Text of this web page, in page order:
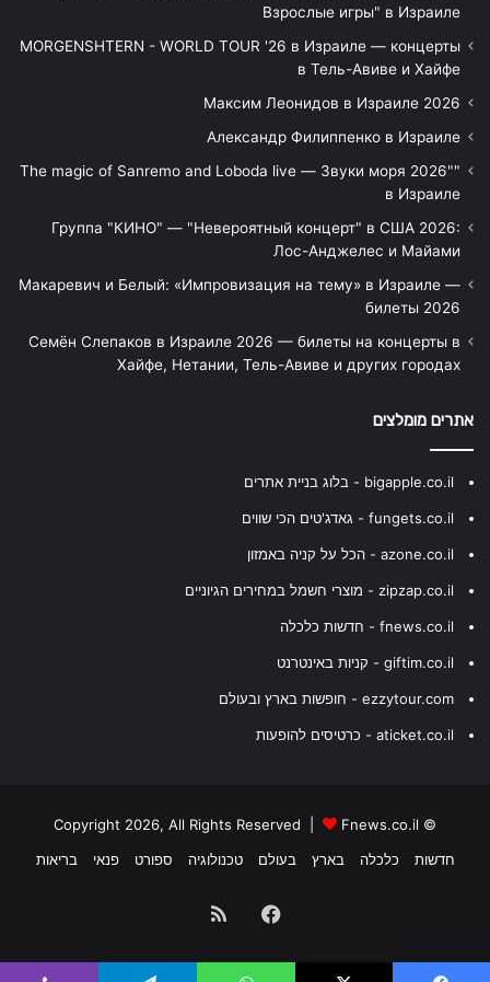
Взрослые игры" в Израиле
MORGENSHTERN - WORLD TOUR '26 в Израиле — концерты
в Тель-Авиве и Хайфе
Максим Леонидов в Израиле 2026
Александр Филиппенко в Израиле
"The magic of Sanremo and Loboda live — Звуки моря 2026"
в Израиле
Группа "КИНО" — "Невероятный концерт" в США 2026:
Лос-Анджелес и Майами
Макаревич и Белый: «Импровизация на тему» в Израиле —
билеты 2026
Семён Слепаков в Израиле 2026 — билеты на концерты в
Хайфе, Нетании, Тель-Авиве и других городах
אתרים מומלצים
bigapple.co.il - בלוג בניית אתרים
fungets.co.il - גאדג'טים הכי שווים
azone.co.il - הכל על קניה באמזון
zipzap.co.il - מוצרי חשמל במחירים הגיוניים
fnews.co.il - חדשות כלכלה
giftim.co.il - קניות באינטרנט
ezzytour.com - חופשות בארץ ובעולם
aticket.co.il - כרטיסים להופעות
© Copyright 2026, All Rights Reserved |
Fnews.co.il
חדשות
כלכלה בארץ בעולם טכנולוגיה ספורט פנאי בריאות
Facebook